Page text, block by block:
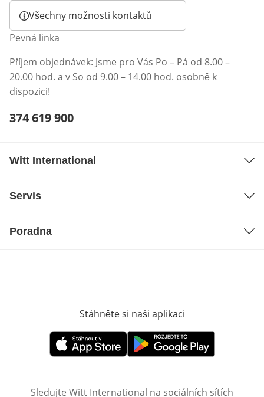
Všechny možnosti kontaktů
Pevná linka
Příjem objednávek: Jsme pro Vás Po – Pá od 8.00 –
20.00 hod. a v So od 9.00 – 14.00 hod. osobně k
dispozici!
Telefonní číslo:
374 619 900
Witt International
Servis
Poradna
Stáhněte si naši aplikaci
Otevře v novém okněOtevře v novém okně
Sledujte Witt International na sociálních sítích